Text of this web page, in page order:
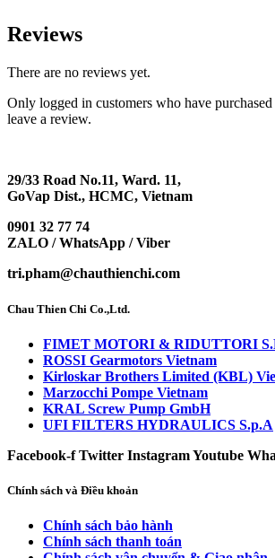
Reviews
There are no reviews yet.
Only logged in customers who have
leave a review.
29/33 Road No.11, Ward. 11,
GoVap Dist., HCMC, Vietnam
0901 32 77 74
ZALO / WhatsApp / Viber
tri.pham@chauthienchi.com
Chau Thien Chi Co.,Ltd.
FIMET MOTORI & RIDUTTORI
ROSSI Gearmotors Vietnam
Kirloskar Brothers Limited (KBL)
Marzocchi Pompe Vietnam
KRAL Screw Pump GmbH
UFI FILTERS HYDRAULICS S.p.A
Facebook-f Twitter InstagramYoutube
Chính sách và Điều khoản
Chính sách bảo hành
Chính sách thanh toán